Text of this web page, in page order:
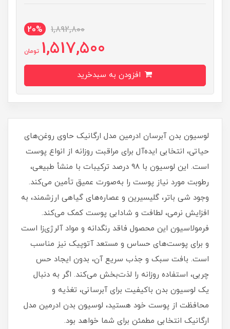
1,892,800
20%
1,517,500 تومان
لوسیون بدن آبرسان ادرمین مدل ارگانیک حاوی روغن‌های
حیاتی، انتخابی ایده‌آل برای مراقبت روزانه از انواع پوست
است. این لوسیون با ۹۸ درصد ترکیبات با منشأ طبیعی،
رطوبت مورد نیاز پوست را به‌صورت عمیق تأمین می‌کند.
وجود شی باتر، گلیسیرین و عصاره‌های گیاهی ارزشمند، به
افزایش نرمی، لطافت و شادابی پوست کمک می‌کند.
فرمولاسیون این محصول فاقد رنگدانه و مواد آلرژی‌زا است
و برای پوست‌های حساس و مستعد آتوپیک نیز مناسب
است. بافت سبک و جذب سریع آن، بدون ایجاد حس
چربی، استفاده روزانه را لذت‌بخش می‌کند. اگر به دنبال
یک لوسیون بدن باکیفیت برای آبرسانی، تغذیه و
محافظت از پوست خود هستید، لوسیون بدن ادرمین مدل
ارگانیک انتخابی مطمئن برای شما خواهد بود.